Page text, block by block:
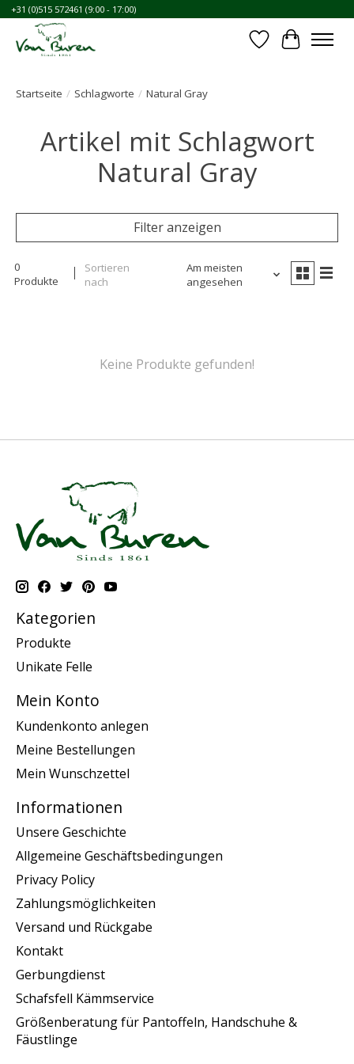
+31 (0)515 572461 (9:00 - 17:00)
Wunschzettel
Ihr
Startseite / Schlagworte / Natural Gray
Artikel mit Schlagwort
Natural Gray
Filter anzeigen
0
Produkte
Sortieren
nach
Am meisten
angesehen
Keine Produkte gefunden!
Kategorien
Produkte
Unikate Felle
Mein Konto
Kundenkonto anlegen
Meine Bestellungen
Mein Wunschzettel
Informationen
Unsere Geschichte
Allgemeine Geschäftsbedingungen
Privacy Policy
Zahlungsmöglichkeiten
Versand und Rückgabe
Kontakt
Gerbungdienst
Schafsfell Kämmservice
Größenberatung für Pantoffeln, Handschuhe &
Fäustlinge